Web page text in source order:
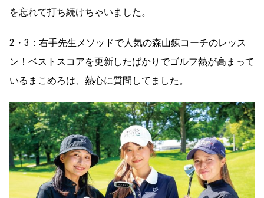
を忘れて打ち続けちゃいました。
2・3：右手先生メソッドで人気の森山錬コーチのレッス
ン！ベストスコアを更新したばかりでゴルフ熱が高まって
いるまこめろは、熱心に質問してました。